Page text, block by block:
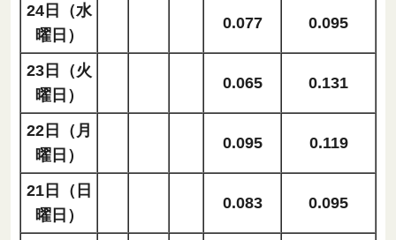
24日（水
曜日）
0.077 0.095
23日（火
曜日）
0.065 0.131
22日（月
曜日）
0.095 0.119
21日（日
曜日）
0.083 0.095